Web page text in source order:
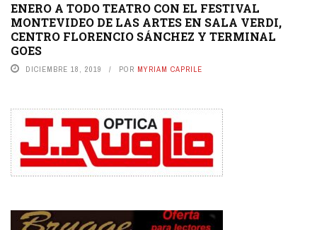
ENERO A TODO TEATRO CON EL FESTIVAL
MONTEVIDEO DE LAS ARTES EN SALA VERDI,
CENTRO FLORENCIO SÁNCHEZ Y TERMINAL
GOES
DICIEMBRE 18, 2019 POR MYRIAM CAPRILE